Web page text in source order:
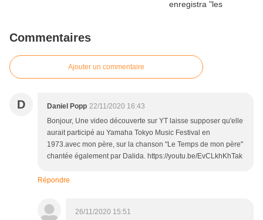
Commentaires
Ajouter un commentaire
D Daniel Popp 22/11/2020 16:43
Bonjour, Une video découverte sur YT laisse supposer qu'elle
aurait participé au Yamaha Tokyo Music Festival en
1973.avec mon père, sur la chanson "Le Temps de mon père"
chantée également par Dalida. https://youtu.be/EvCLkhKhTak
Répondre
26/11/2020 15:51